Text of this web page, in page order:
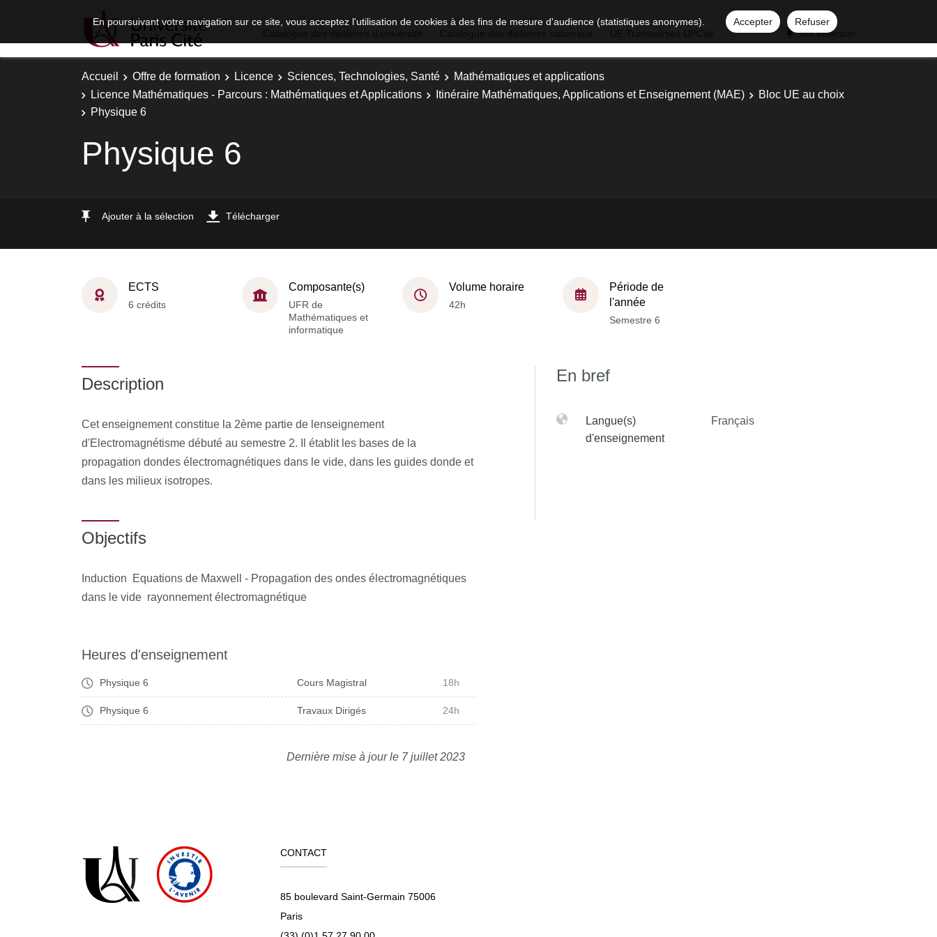
En poursuivant votre navigation sur ce site, vous acceptez l'utilisation de cookies à des fins de mesure d'audience (statistiques anonymes). Accepter
Refuser
Ma sélection
Accueil Offre de formation Licence Sciences, Technologies, Santé
Mathématiques et applications
Licence Mathématiques - Parcours : Mathématiques et Applications
Itinéraire Mathématiques, Applications et Enseignement (MAE)
Bloc UE au choix
Physique 6
Physique 6
Ajouter à la sélection Télécharger
ECTS
6 crédits
Composante(s)
UFR de
Mathématiques et
informatique
Volume horaire
42h
Période de
l'année
Semestre 6
Description
Cet enseignement constitue la 2ème partie de lenseignement
d'Electromagnétisme débuté au semestre 2. Il établit les bases de la
propagation dondes électromagnétiques dans le vide, dans les guides donde et
dans les milieux isotropes.
Objectifs
Induction  Equations de Maxwell - Propagation des ondes électromagnétiques
dans le vide  rayonnement électromagnétique
Heures d'enseignement
Physique 6 Cours Magistral 18h
Physique 6 Travaux Dirigés 24h
Dernière mise à jour le 7 juillet 2023
En bref
Langue(s)
d'enseignement
Français
CONTACT
85 boulevard Saint-Germain 75006
Paris